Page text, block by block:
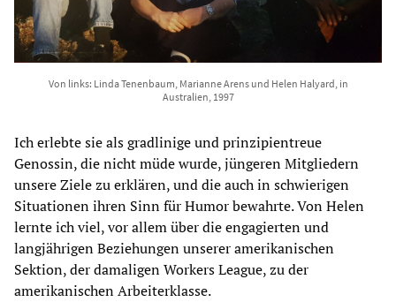
Von links: Linda Tenenbaum, Marianne Arens und Helen Halyard, in
Australien, 1997
Ich erlebte sie als gradlinige und prinzipientreue
Genossin, die nicht müde wurde, jüngeren Mitgliedern
unsere Ziele zu erklären, und die auch in schwierigen
Situationen ihren Sinn für Humor bewahrte. Von Helen
lernte ich viel, vor allem über die engagierten und
langjährigen Beziehungen unserer amerikanischen
Sektion, der damaligen Workers League, zu der
amerikanischen Arbeiterklasse.